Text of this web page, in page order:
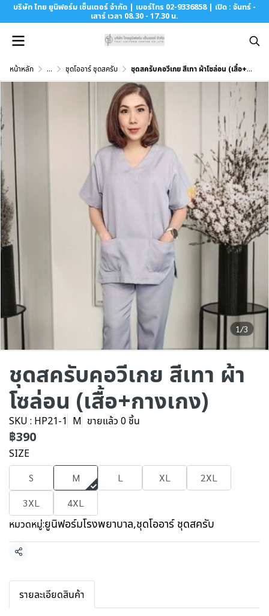
บริษัท ไทย ยูนิฟอร์ม เซ็นเตอร์ จำกัด | เบอร์โทร 02-9336858 | เปิด : จันทร์ -
เสาร์ เวลา 08.30 - 17.30 น.
หน้าหลัก ... ชุดโออาร์ ชุดสครับ ชุดสครับคอวีเกย สีเทา ผ้าโซล่อน (เสื้อ+กางเกง)
1/3
ชุดสครับคอวีเกย สีเทา ผ้า
โซล่อน (เสื้อ+กางเกง)
SKU : HP21-1 M ขายแล้ว 0 ชิ้น
฿390
SIZE
S M L XL
2XL
3XL
4XL
หมวดหมู่:ยูนิฟอร์มโรงพยาบาล,ชุดโออาร์ ชุดสครับ
แชร์
รายละเอียดสินค้า